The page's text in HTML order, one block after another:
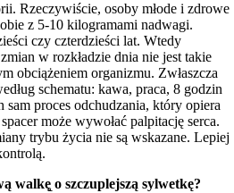
Rzeczywiście, osoby młode i zdrowe
z 5-10 kilogramami nadwagi.
czy czterdzieści lat. Wtedy
w rozkładzie dnia nie jest takie
obciążeniem organizmu. Zwłaszcza
schematu: kawa, praca, 8 godzin
sam proces odchudzania, który opiera
może wywołać palpitację serca.
trybu życia nie są wskazane. Lepiej
walkę̨ o szczuplejszą sylwetkę?